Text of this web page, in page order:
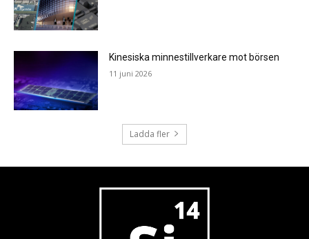
Kinesiska minnestillverkare mot börsen
11 juni 2026
Ladda fler